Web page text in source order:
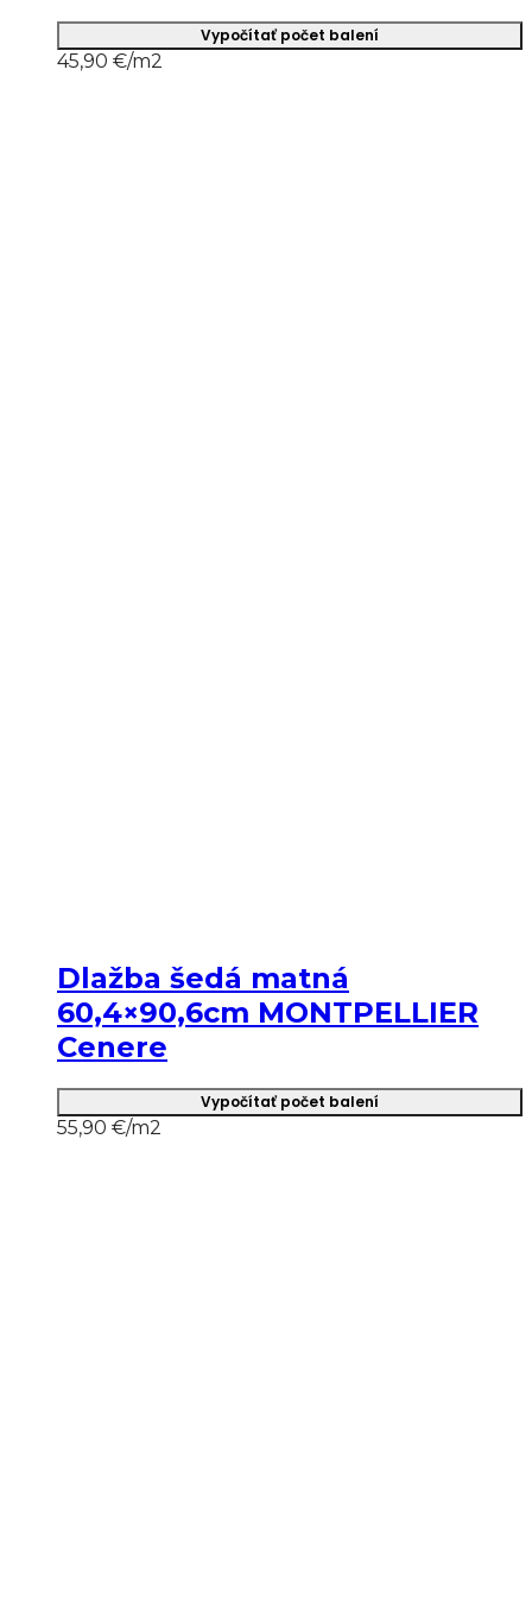
Vypočítať počet balení
45,90 €/m2
Dlažba šedá matná
60,4×90,6cm MONTPELLIER
Cenere
Vypočítať počet balení
55,90 €/m2